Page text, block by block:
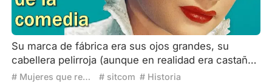
Su marca de fábrica era sus ojos grandes, su
cabellera pelirroja (aunque en realidad era castaña),
y su habilidad inagotable para hacer monigotadas.
# Mujeres que revolucionaron el cine # sitcom # Historia